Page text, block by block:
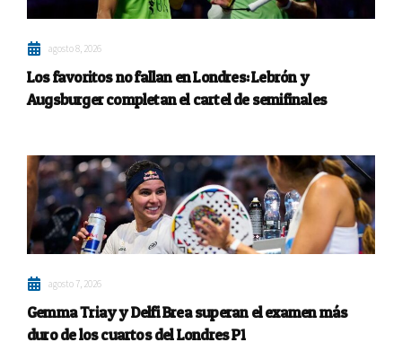
agosto 8, 2026
Los favoritos no fallan en Londres: Lebrón y
Augsburger completan el cartel de semifinales
agosto 7, 2026
Gemma Triay y Delfi Brea superan el examen más
duro de los cuartos del Londres P1